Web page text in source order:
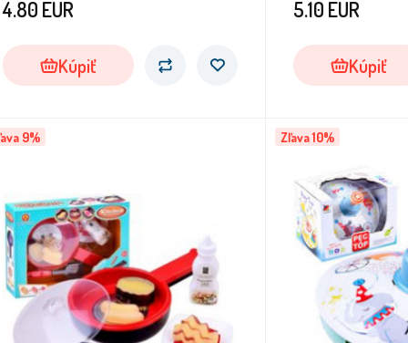
4.80 EUR
Kúpiť
5.10 EUR
Kúpiť
9% Zľava 10%